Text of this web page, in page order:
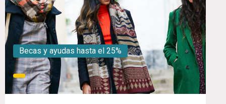
Becas y ayudas hasta el 25%